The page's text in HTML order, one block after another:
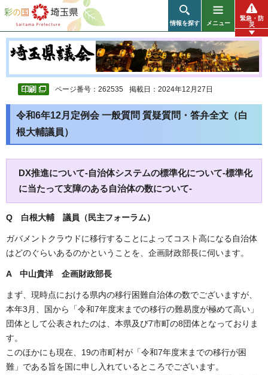
彩の国 埼玉県
情報を探す メニュー
緊急・防
災
ページ番号：262535 掲載日：2024年12月27日
令和6年12月定例会 一般質問 質疑質問・答弁全文（白
根大輔議員）
DX推進について-自治体システムの標準化について-標準化
に当たって支障のある自治体の数について-
Q 白根大輔 議員（民主フォーラム）
ガバメントクラウドに移行することによってコスト高になる自治体
はどのぐらいあるのかということを、企画財政部長に伺います。
A 中山貴洋 企画財政部長
まず、現時点における県内の移行困難自治体の数でございますが、
本年3月、国から「令和7年度末までの移行の難易度が極めて高い」
団体として公表されたのは、本県及び7市町の8団体となっておりま
す。
このほかにも現在、19の市町村が「令和7年度末までの移行が困
難」である旨を国に申し入れているところでございます。